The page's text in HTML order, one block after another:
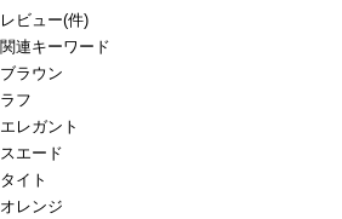
レビュー(件)
関連キーワード
ブラウン
ラフ
エレガント
スエード
タイト
オレンジ